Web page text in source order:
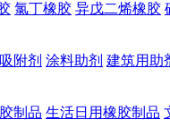
氯丁橡胶 异戊二烯橡胶
吸附剂 涂料助剂 建筑用助
制品 生活日用橡胶制品